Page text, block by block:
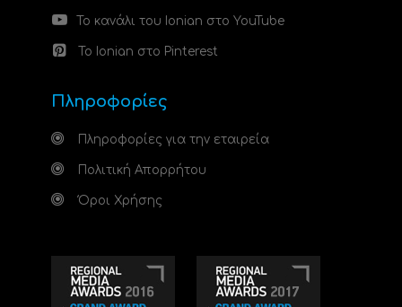
Το κανάλι του Ionian στο YouTube
Το Ionian στο Pinterest
Πληροφορίες
Πληροφορίες για την εταιρεία
Πολιτική Απορρήτου
Όροι Χρήσης